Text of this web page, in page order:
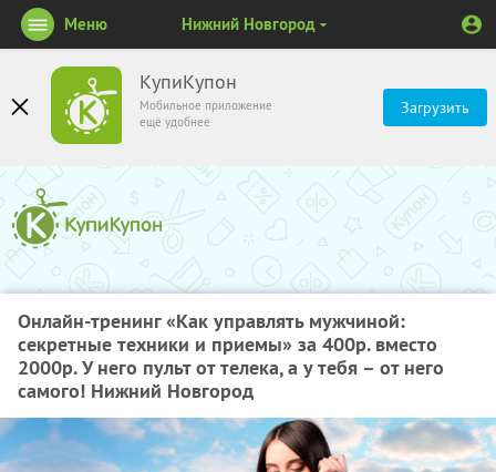
КупиКупон
Мобильное приложение
ещё удобнее
Загрузить
Меню Нижний Новгород
Онлайн-тренинг «Как управлять мужчиной:
секретные техники и приемы» за 400р. вместо
2000р. У него пульт от телека, а у тебя – от него
самого! Нижний Новгород